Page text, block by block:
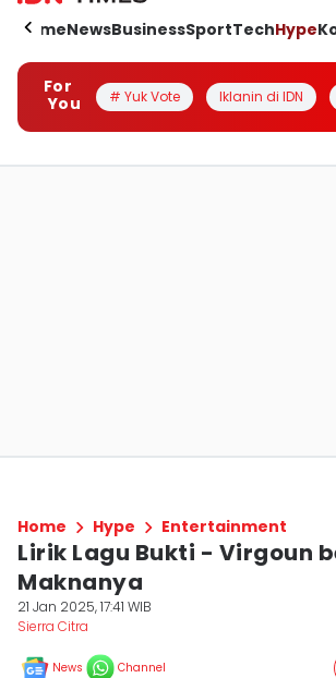
HomeNewsBusinessSportTechHype
For
You
# Yuk Vote Iklanin di IDN
Home Hype Entertainment
Lirik Lagu Bukti - Virgoun
Maknanya
21 Jan 2025, 17:41 WIB
Sierra Citra
News Channel